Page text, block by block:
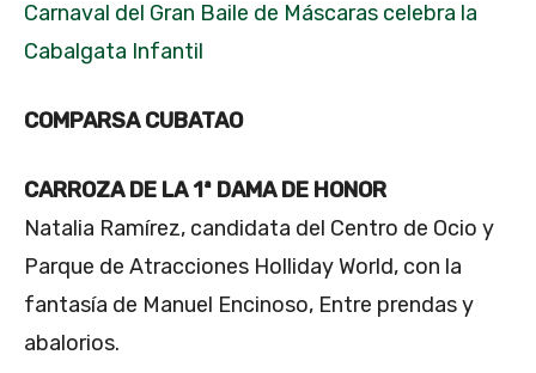
COMPARSA CUBATAO
CARROZA DE LA 1ª DAMA DE HONOR
Natalia Ramírez, candidata del Centro de Ocio y
Parque de Atracciones Holliday World, con la
fantasía de Manuel Encinoso, Entre prendas y
abalorios.